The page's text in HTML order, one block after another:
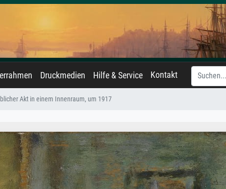
Druckmedien Hilfe & Service Kontakt
Akt in einem Innenraum, um 1917